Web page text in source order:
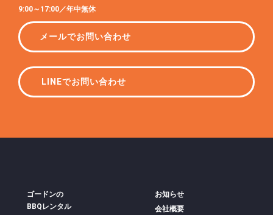
9:00～17:00／年中無休
メールでお問い合わせ
LINEでお問い合わせ
ゴードンの
BBQレンタル
お知らせ
会社概要